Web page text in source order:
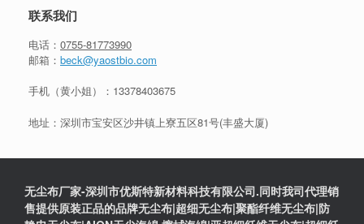
联系我们
电话： 0755-81773990
邮箱： beck@yaostbio.com
手机（黄小姐）： 13378403675
地址：深圳市宝安区沙井镇上寮五区81号(丰盛大厦)
无尘布厂家-深圳市优斯特新材料科技有限公司.同时我司代理销
售提供原装正品的品牌无尘布|超细无尘布|聚酯纤维无尘布|防